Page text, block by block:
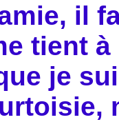
il
tient
je